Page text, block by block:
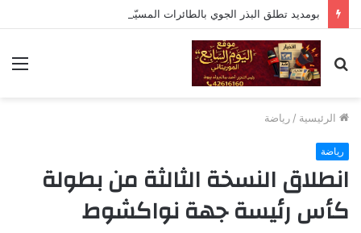
بحث
عن
الرئيسية / رياضة
رياضة
انطلاق النسخة الثالثة من بطولة
كأس رئيسة جهة نواكشوط